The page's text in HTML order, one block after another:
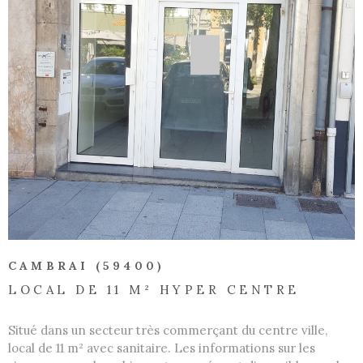
CAMBRAI (59400)
LOCAL DE 11 M² HYPER CENTRE
Situé dans un secteur très commerçant du centre ville,
local de 11 m² avec sanitaire. Les informations sur les
VOIR LE BIEN